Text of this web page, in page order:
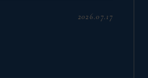
2026.07.17